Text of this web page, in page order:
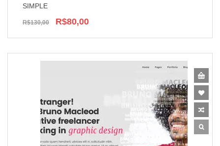
SIMPLE
R$130,00 R$80,00